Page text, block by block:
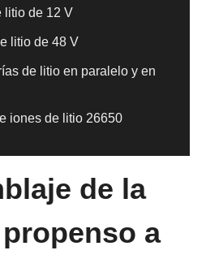
litio de 12 V
litio de 48 V
de litio en paralelo y en
iones de litio 26650
de la
a